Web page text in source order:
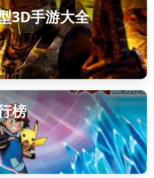
3D手游大全
榜